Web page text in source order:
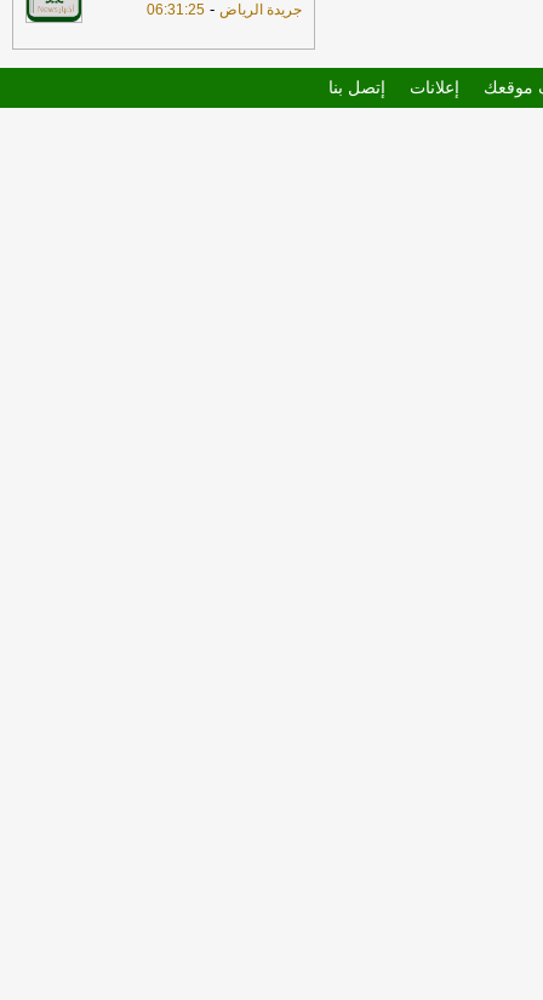
جريدة الرياض -
06:31:25
موقعك إعلانات إتصل بنا